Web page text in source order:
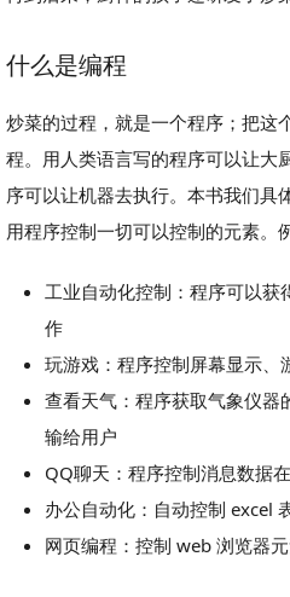
什么是编程
炒菜的过程，就是一个程序；把这
程。用人类语言写的程序可以让大
序可以让机器去执行。本书我们具
用程序控制一切可以控制的元素。
工业自动化控制：程序可以获
作
玩游戏：程序控制屏幕显示、
查看天气：程序获取气象仪器
输给用户
QQ聊天：程序控制消息数据
办公自动化：自动控制 excel
网页编程：控制 web 浏览器